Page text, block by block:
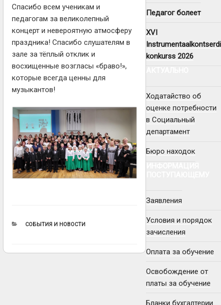
Спасибо всем ученикам и
педагогам за великолепный
концерт и невероятную атмосферу
праздника! Спасибо слушателям в
зале за тёплый отклик и
восхищенные возгласы «браво!»,
которые всегда ценны для
музыкантов!
РУБРИКИ
СОБЫТИЯ И НОВОСТИ
Педагог болеет
XVI
Instrumentaalkontserdi
konkurss 2026
Ходатайство об
оценке потребности
в Социальный
департамент
Бюро находок
Заявления
Условия и порядок
зачисления
Оплата за обучение
Освобождение от
платы за обучение
Бланки бухгалтерии